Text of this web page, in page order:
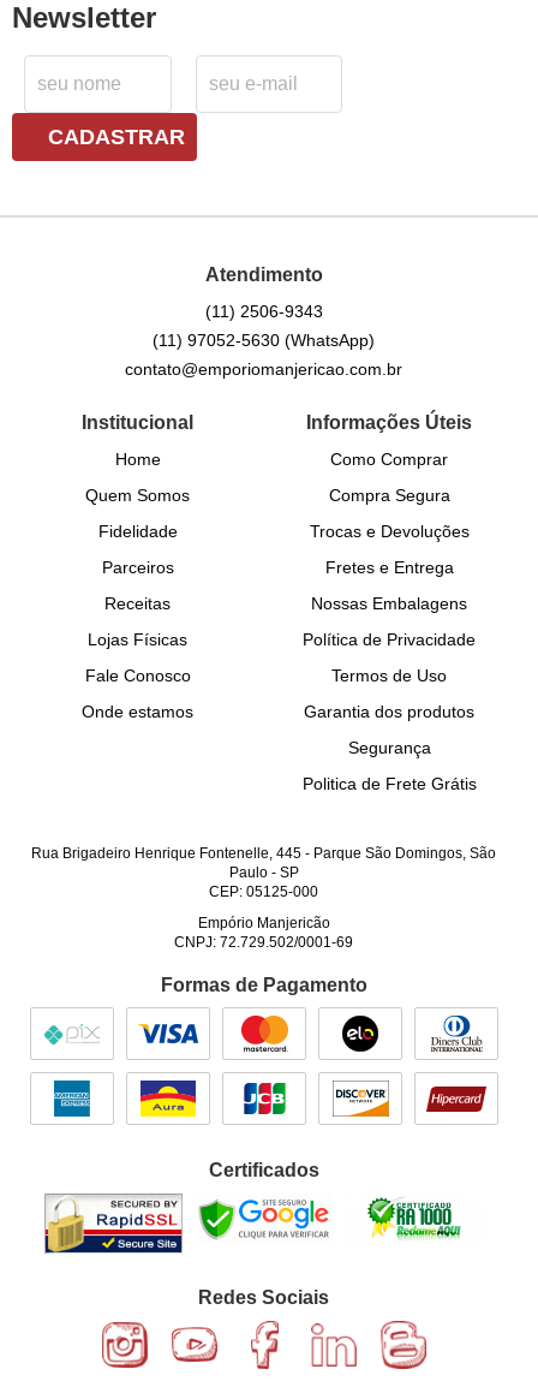
Newsletter
CADASTRAR
Atendimento
(11) 2506-9343
(11) 97052-5630(WhatsApp)
contato@emporiomanjericao.com.br
Institucional
Home
Quem Somos
Fidelidade
Parceiros
Receitas
Lojas Físicas
Fale Conosco
Onde estamos
Informações Úteis
Como Comprar
Compra Segura
Trocas e Devoluções
Fretes e Entrega
Nossas Embalagens
Política de Privacidade
Termos de Uso
Garantia dos produtos
Segurança
Politica de Frete Grátis
Rua Brigadeiro Henrique Fontenelle, 445 - Parque São Domingos, São
Paulo- SP
CEP: 05125-000
Empório Manjericão
CNPJ: 72.729.502/0001-69
Formas de Pagamento
Certificados
Redes Sociais